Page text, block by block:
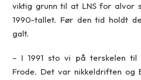
viktig grunn til at LNS for alvor
1990-tallet. Før den tid holdt
galt.
– I 1991 sto vi på terskelen til
Frode. Det var nikkeldriften og